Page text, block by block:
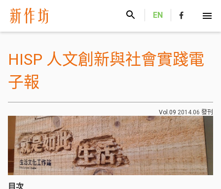
EN
HISP 人文創新與社會實踐電
子報
Vol.09 2014.06 發刊
目次